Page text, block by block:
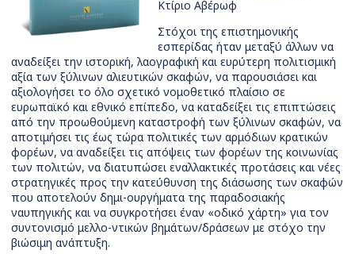
Κτίριο Αβέρωφ
Στόχοι της επιστημονικής
εσπερίδας ήταν μεταξύ άλλων να
αναδείξει την ιστορική, λαογραφική και ευρύτερη πολιτισμική
αξία των ξύλινων αλιευτικών σκαφών, να παρουσιάσει και
αξιολογήσει το όλο σχετικό νομοθετικό πλαίσιο σε
ευρωπαϊκό και εθνικό επίπεδο, να καταδείξει τις επιπτώσεις
από την προωθούμενη καταστροφή των ξύλινων σκαφών, να
αποτιμήσει τις έως τώρα πολιτικές των αρμόδιων κρατικών
φορέων, να αναδείξει τις απόψεις των φορέων της κοινωνίας
των πολιτών, να διατυπώσει εναλλακτικές προτάσεις και νέες
στρατηγικές προς την κατεύθυνση της διάσωσης των σκαφών
που αποτελούν δημι-ουργήματα της παραδοσιακής
ναυπηγικής και να συγκροτήσει έναν «οδικό χάρτη» για τον
συντονισμό μελλο-ντικών βημάτων/δράσεων με στόχο την
βιώσιμη ανάπτυξη.